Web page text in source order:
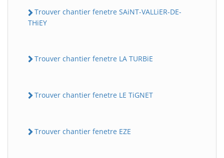
Trouver chantier fenetre SAiNT-VALLiER-DE-
THiEY
Trouver chantier fenetre LA TURBiE
Trouver chantier fenetre LE TiGNET
Trouver chantier fenetre EZE